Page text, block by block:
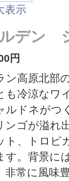
表示
デン
円
ン高原北部
も冷涼なワ
ルドネがつ
ンゴが溢れ
ト、トロピ
す。背景に
非常に風味